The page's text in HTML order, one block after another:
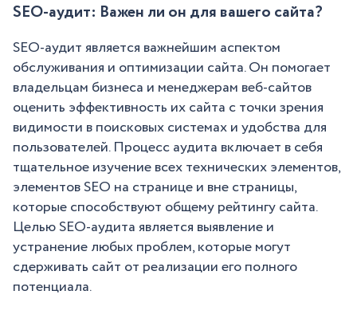
SEO-аудит: Важен ли он для вашего сайта?
SEO-аудит является важнейшим аспектом
обслуживания и оптимизации сайта. Он помогает
владельцам бизнеса и менеджерам веб-сайтов
оценить эффективность их сайта с точки зрения
видимости в поисковых системах и удобства для
пользователей. Процесс аудита включает в себя
тщательное изучение всех технических элементов,
элементов SEO на странице и вне страницы,
которые способствуют общему рейтингу сайта.
Целью SEO-аудита является выявление и
устранение любых проблем, которые могут
сдерживать сайт от реализации его полного
потенциала.